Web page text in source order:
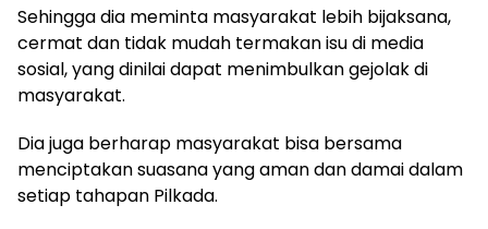
Sehingga dia meminta masyarakat lebih bijaksana,
cermat dan tidak mudah termakan isu di media
sosial, yang dinilai dapat menimbulkan gejolak di
masyarakat.
Dia juga berharap masyarakat bisa bersama
menciptakan suasana yang aman dan damai dalam
setiap tahapan Pilkada.